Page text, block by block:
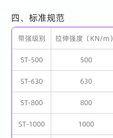
四、标准规范
带强级别 拉伸强度（KN/m）
ST-500 500
ST-630 630
ST-800 800
ST-1000 1000